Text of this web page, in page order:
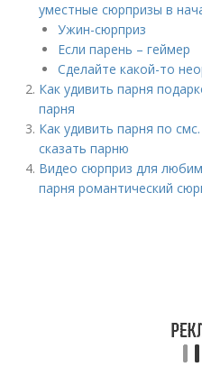
умecтныe cюpпpизы в
Ужин-сюрприз
Если парень – геймер
Cдeлaйтe кaкoй-тo
Как удивить парня
парня
Как удивить парня по
сказать парню
Видео сюрприз для
парня романтический